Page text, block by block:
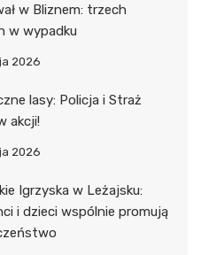
w Bliznem: trzech
w wypadku
2026
lasy: Policja i Straż
akcji!
2026
Igrzyska w Leżajsku:
i dzieci wspólnie promują